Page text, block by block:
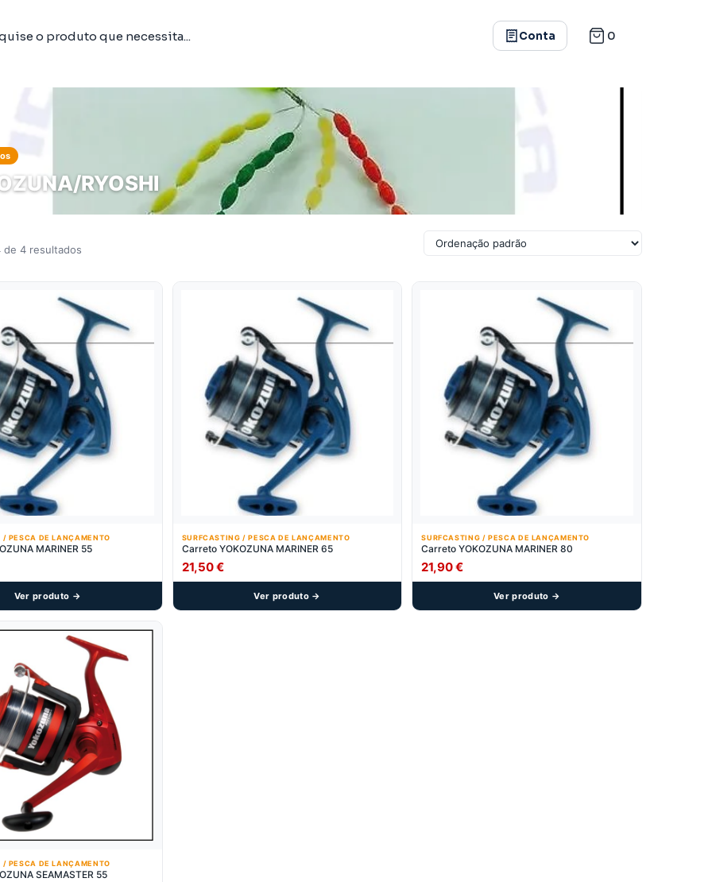
Conta 0
RYOSHI
de 4 resultados
/ PESCA DE LANÇAMENTO
MARINER 55
Ver produto →
SURFCASTING / PESCA DE LANÇAMENTO
Carreto YOKOZUNA MARINER 65
21,50€
Ver produto →
SURFCASTING / PESCA DE LANÇAMENTO
Carreto YOKOZUNA MARINER 80
21,90€
Ver produto →
/ PESCA DE LANÇAMENTO
Carreto YOKOZUNA SEAMASTER 55